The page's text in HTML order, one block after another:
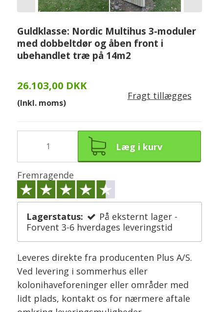
Guldklasse: Nordic Multihus 3-moduler
med dobbeltdør og åben front i
ubehandlet træ på 14m2
26.103,00 DKK
(Inkl. moms)
Fragt tillægges
Læg i kurv
Fremragende
Lagerstatus:
På eksternt lager -
Forvent 3-6 hverdages leveringstid
Leveres direkte fra producenten Plus A/S.
Ved levering i sommerhus eller
kolonihaveforeninger eller områder med
lidt plads, kontakt os for nærmere aftale